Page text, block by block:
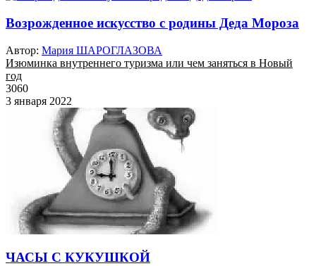
Возрожденное искусство с родины Деда Мороза
Автор: Мария ШАРОГЛАЗОВА
Изюминка внутреннего туризма или чем заняться в Новый
год
3060
3 января 2022
ЧАСЫ С КУКУШКОЙ